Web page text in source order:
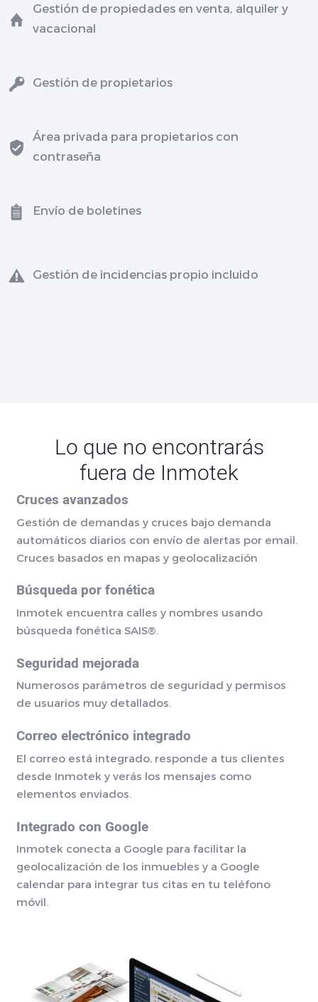
Gestión de propiedades en venta, alquiler y
vacacional
Gestión de propietarios
Área privada para propietarios con
contraseña
Envío de boletines
Gestión de incidencias propio incluido
Lo que no encontrarás
fuera de Inmotek
Cruces avanzados
Gestión de demandas y cruces bajo demanda
automáticos diarios con envío de alertas por email.
Cruces basados en mapas y geolocalización
Búsqueda por fonética
Inmotek encuentra calles y nombres usando
búsqueda fonética SAIS®.
Seguridad mejorada
Numerosos parámetros de seguridad y permisos
de usuarios muy detallados.
Correo electrónico integrado
El correo está integrado, responde a tus clientes
desde Inmotek y verás los mensajes como
elementos enviados.
Integrado con Google
Inmotek conecta a Google para facilitar la
geolocalización de los inmuebles y a Google
calendar para integrar tus citas en tu teléfono
móvil.